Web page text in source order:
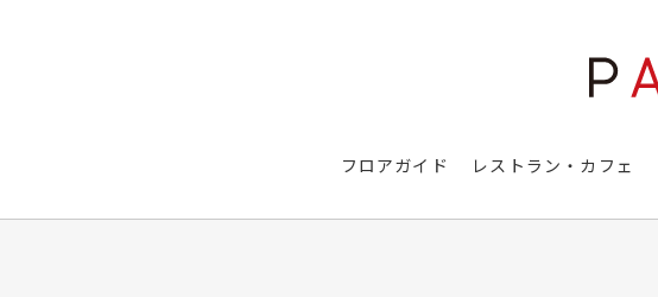
フロアガイド レストラン・カフェ